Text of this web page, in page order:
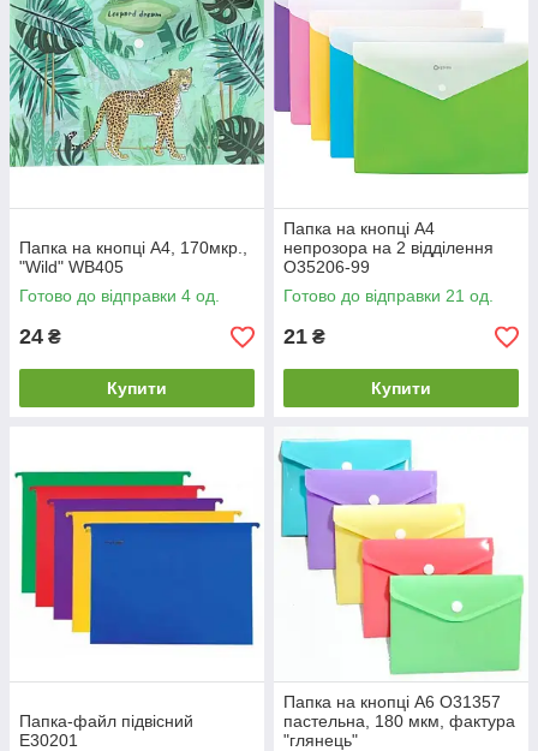
Папка на кнопці А4, 170мкр.,
"Wild" WB405
Готово до відправки 4 од.
24 ₴
Купити
Папка на кнопці А4
непрозора на 2 відділення
O35206-99
Готово до відправки 21 од.
21 ₴
Купити
Папка-файл підвісний
E30201
Папка на кнопці А6 O31357
пастельна, 180 мкм, фактура
"глянець"